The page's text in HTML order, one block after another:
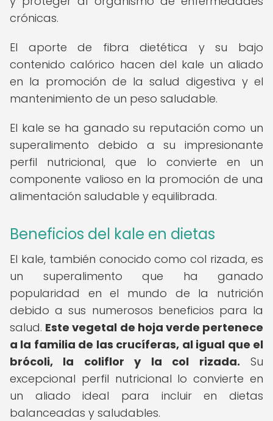
crónicas.
El aporte de fibra dietética y su bajo
contenido calórico hacen del kale un aliado
en la promoción de la salud digestiva y el
mantenimiento de un peso saludable.
El kale se ha ganado su reputación como un
superalimento debido a su impresionante
perfil nutricional, que lo convierte en un
componente valioso en la promoción de una
alimentación saludable y equilibrada.
Beneficios del kale en dietas
El kale, también conocido como col rizada, es
un superalimento que ha ganado
popularidad en el mundo de la nutrición
debido a sus numerosos beneficios para la
salud. Este vegetal de hoja verde pertenece
a la familia de las crucíferas, al igual que el
brócoli, la coliflor y la col rizada. Su
excepcional perfil nutricional lo convierte en
un aliado ideal para incluir en dietas
balanceadas y saludables.